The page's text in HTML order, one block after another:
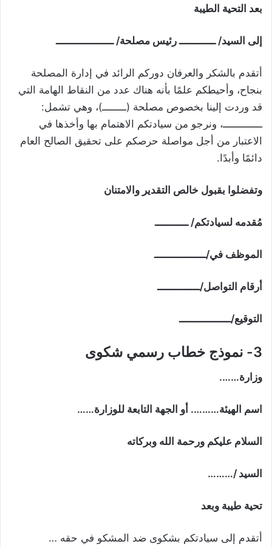
بعد التحية الطيبة
إلى السيد/ ــــــــــــ رئيس مصلحة/ ـــــــــــــــــــ
أتقدم بالشكر والعرفان دوركم الرائد في إدارة المصلحة
بنجاح، وأحيطكم علمًا بأنه هناك عدد من النقاط الهامة التي
قد وردت إلينا بخصوص مصلحة (ــــــــ)، وهي تشمل:
ـــــــــــــ، ونرجو من سيادتكم الاهتمام بها وأخذها في
الاعتبار من أجل مواصلة حرصكم على تحقيق الصالح العام
دائمًا وأبدًا.
وتفضلوا بقبول خالص التقدير والامتنان
مُقدمه لسيادتكم/ ـــــــــــ
الموظف في/ـــــــــــــــــ
أرقام التواصل/ــــــــــــــ
التوقيع/ـــــــــــــــــ
3- نموذج خطاب رسمي شكوى
وزارة…….
اسم الهيئة………. أو الجهة التابعة للوزارة……
السلام عليكم ورحمة الله وبركاته
السيد /………
تحية طيبة وبعد
أتقدم إلى سيادتكم بشكوى ضد المشكو في حقه …